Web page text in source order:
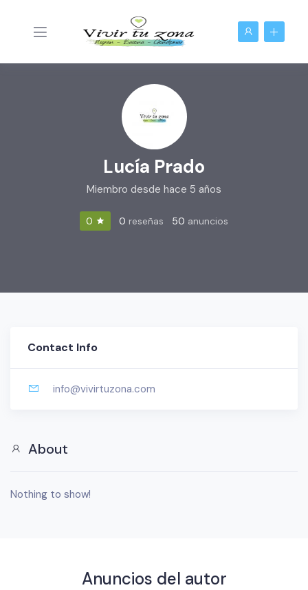
Lucía Prado
Miembro desde hace 5 años
0 0 reseñas 50 anuncios
Contact Info
info@vivirtuzona.com
About
Nothing to show!
Anuncios del autor